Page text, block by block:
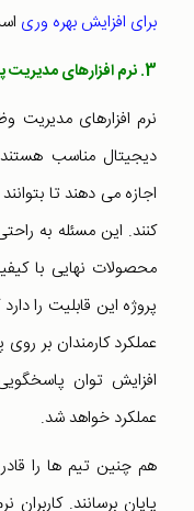
برای افزایش بهره وری
3. نرم افزارهای مدیریت پروژه:
نرم افزارهای
دیجیتال مناسب
اجازه می دهند تا
کنند. این مسئله به
محصولات نهایی با
پروژه این قابلیت را
عملکرد کارمندان بر
افزایش توان
عملکرد خواهد شد.
هم چنین تیم ها را
پایان برسانند.